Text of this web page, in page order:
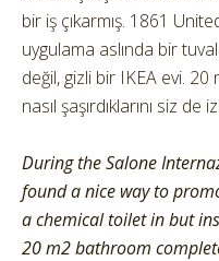
bir iş çıkarmış. 1861
uygulama aslında bir
değil, gizli bir IKEA evi.
nasıl şaşırdıklarını siz de
During the Salone
found a nice way to
a chemical toilet in but
20 m2 bathroom